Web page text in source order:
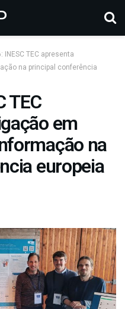
INESC TEC apresenta
na principal conferência
TEC
em
na
europeia